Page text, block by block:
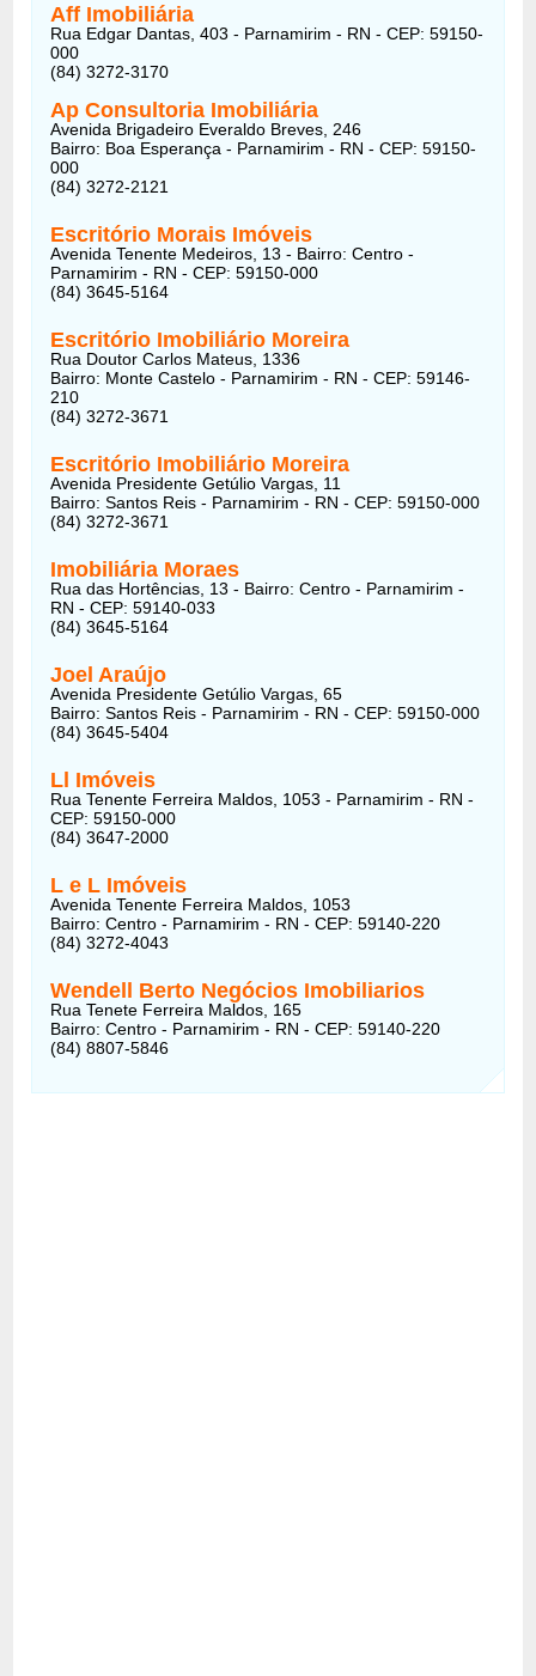
Aff Imobiliária
Rua Edgar Dantas, 403 - Parnamirim - RN - CEP: 59150-
000
(84) 3272-3170
Ap Consultoria Imobiliária
Avenida Brigadeiro Everaldo Breves, 246
Bairro: Boa Esperança - Parnamirim - RN - CEP: 59150-
000
(84) 3272-2121
Escritório Morais Imóveis
Avenida Tenente Medeiros, 13 - Bairro: Centro -
Parnamirim - RN - CEP: 59150-000
(84) 3645-5164
Escritório Imobiliário Moreira
Rua Doutor Carlos Mateus, 1336
Bairro: Monte Castelo - Parnamirim - RN - CEP: 59146-
210
(84) 3272-3671
Escritório Imobiliário Moreira
Avenida Presidente Getúlio Vargas, 11
Bairro: Santos Reis - Parnamirim - RN - CEP: 59150-000
(84) 3272-3671
Imobiliária Moraes
Rua das Hortências, 13 - Bairro: Centro - Parnamirim -
RN - CEP: 59140-033
(84) 3645-5164
Joel Araújo
Avenida Presidente Getúlio Vargas, 65
Bairro: Santos Reis - Parnamirim - RN - CEP: 59150-000
(84) 3645-5404
Ll Imóveis
Rua Tenente Ferreira Maldos, 1053 - Parnamirim - RN -
CEP: 59150-000
(84) 3647-2000
L e L Imóveis
Avenida Tenente Ferreira Maldos, 1053
Bairro: Centro - Parnamirim - RN - CEP: 59140-220
(84) 3272-4043
Wendell Berto Negócios Imobiliarios
Rua Tenete Ferreira Maldos, 165
Bairro: Centro - Parnamirim - RN - CEP: 59140-220
(84) 8807-5846